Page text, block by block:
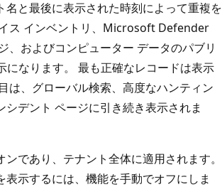
名と最後に表示された時刻によって重複を
ス インベントリ、Microsoft Defender
、およびコンピューター データのパブリ
になります。 最も正確なレコードは表示
は、グローバル検索、高度なハンティン
シデント ページに引き続き表示されま
であり、テナント全体に適用されます。
表示するには、機能を手動でオフにしま